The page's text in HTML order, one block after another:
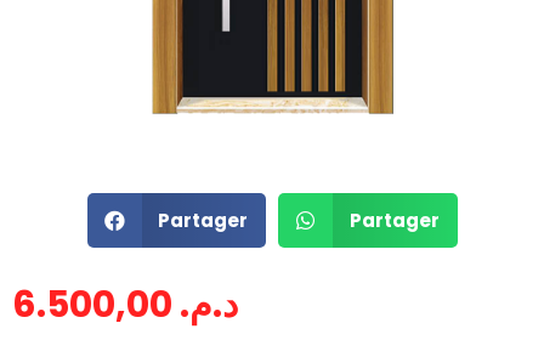
Partager Partager
د.م.